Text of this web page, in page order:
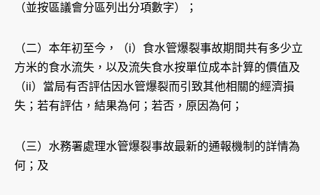
（並按區議會分區列出分項數字）；
（二）本年初至今，（i）食水管爆裂事故期間共有多少立
方米的食水流失，以及流失食水按單位成本計算的價值及
（ii）當局有否評估因水管爆裂而引致其他相關的經濟損
失；若有評估，結果為何；若否，原因為何；
（三）水務署處理水管爆裂事故最新的通報機制的詳情為
何；及